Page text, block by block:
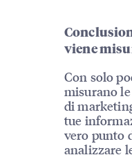
viene
Con solo
misurano
di
tue
vero punto
analizzare